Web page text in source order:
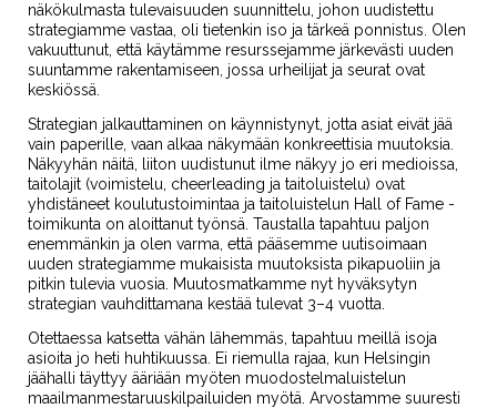
näkökulmasta tulevaisuuden suunnittelu, johon uudistettu
strategiamme vastaa, oli tietenkin iso ja tärkeä ponnistus. Olen
vakuuttunut, että käytämme resurssejamme järkevästi uuden
suuntamme rakentamiseen, jossa urheilijat ja seurat ovat
keskiössä.
Strategian jalkauttaminen on käynnistynyt, jotta asiat eivät jää
vain paperille, vaan alkaa näkymään konkreettisia muutoksia.
Näkyyhän näitä, liiton uudistunut ilme näkyy jo eri medioissa,
taitolajit (voimistelu, cheerleading ja taitoluistelu) ovat
yhdistäneet koulutustoimintaa ja taitoluistelun Hall of Fame -
toimikunta on aloittanut työnsä. Taustalla tapahtuu paljon
enemmänkin ja olen varma, että pääsemme uutisoimaan
uuden strategiamme mukaisista muutoksista pikapuoliin ja
pitkin tulevia vuosia. Muutosmatkamme nyt hyväksytyn
strategian vauhdittamana kestää tulevat 3–4 vuotta.
Otettaessa katsetta vähän lähemmäs, tapahtuu meillä isoja
asioita jo heti huhtikuussa. Ei riemulla rajaa, kun Helsingin
jäähalli täyttyy ääriään myöten muodostelmaluistelun
maailmanmestaruuskilpailuiden myötä. Arvostamme suuresti